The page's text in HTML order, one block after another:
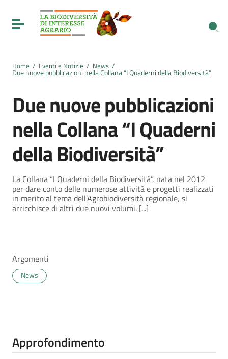
Vai al menu di navigazione
Vai al footer
Toggle navigation
Home / Eventi e Notizie / News /
Due nuove pubblicazioni nella Collana “I Quaderni della Biodiversità”
Due nuove pubblicazioni
nella Collana “I Quaderni
della Biodiversità”
La Collana “I Quaderni della Biodiversità”, nata nel 2012
per dare conto delle numerose attività e progetti realizzati
in merito al tema dell’Agrobiodiversità regionale, si
arricchisce di altri due nuovi volumi. [...]
Argomenti
News
Approfondimento